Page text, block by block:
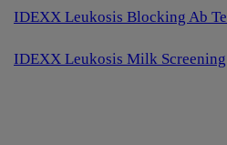
IDEXX Leukosis Blocking Ab
IDEXX Leukosis Milk Screening